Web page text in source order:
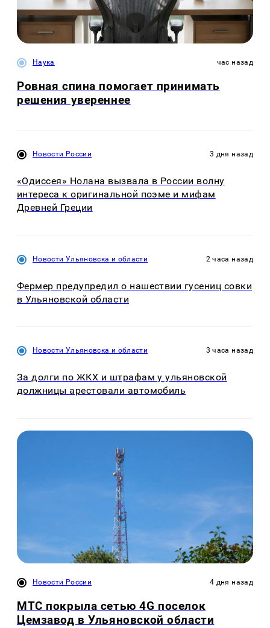
Наука час назад
Ровная спина помогает принимать
решения увереннее
Новости России 3 дня назад
«Одиссея» Нолана вызвала в России волну
интереса к оригинальной поэме и мифам
Древней Греции
Новости Ульяновска и области 2 часа назад
Фермер предупредил о нашествии гусениц совки
в Ульяновской области
Новости Ульяновска и области 3 часа назад
За долги по ЖКХ и штрафам у ульяновской
должницы арестовали автомобиль
Новости России 4 дня назад
МТС покрыла сетью 4G поселок
Цемзавод в Ульяновской области